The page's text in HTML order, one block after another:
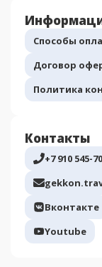
Способы
Договор
Политика
Контакты
+7 910 545-
Вконтакте
Youtube